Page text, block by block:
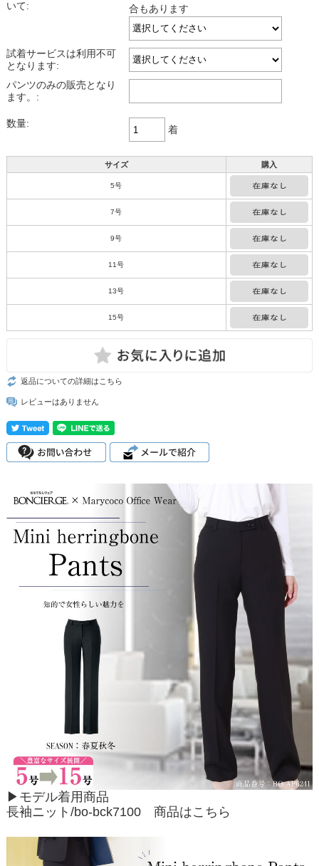
いて:
合もあります
試着サービスは利用不可
となります:
パンツのみの販売となり
ます。:
数量:
着
サイズ 購入
5号
7号
9号
11号
13号
15号
返品についての詳細はこちら
レビューはありません
▶モデル着用商品
長袖ニット/bo-bck7100 商品はこちら